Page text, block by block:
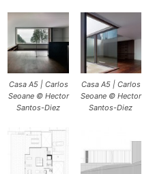
Casa A5 | Carlos
Seoane © Hector
Santos-Diez
Casa A5 | Carlos
Seoane © Hector
Santos-Diez